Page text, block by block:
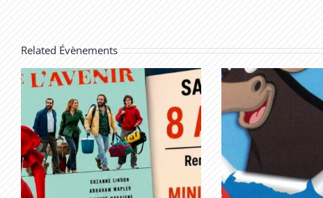
Related Évènements